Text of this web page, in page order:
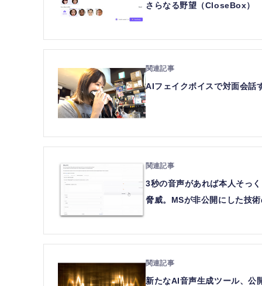
さらなる野望（CloseBox）
AIフェイクボイスで対面会
3秒の音声があれば本人そっ
脅威。MSが非公開にした技
新たなAI音声生成ツール、公